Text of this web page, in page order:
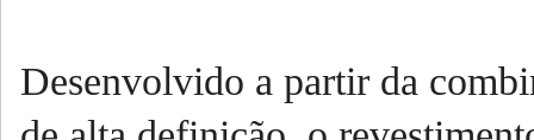
Desenvolvido a partir da